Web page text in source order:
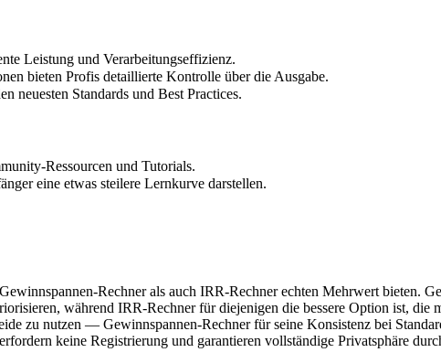
Leistung und Verarbeitungseffizienz.
bieten Profis detaillierte Kontrolle über die Ausgabe.
neuesten Standards und Best Practices.
Ressourcen und Tutorials.
eine etwas steilere Lernkurve darstellen.
Rechner als auch IRR-Rechner echten Mehrwert bieten.
während IRR-Rechner für diejenigen die bessere Option ist,
zu nutzen — Gewinnspannen-Rechner für seine Konsistenz bei
keine Registrierung und garantieren vollständige Privatsphäre